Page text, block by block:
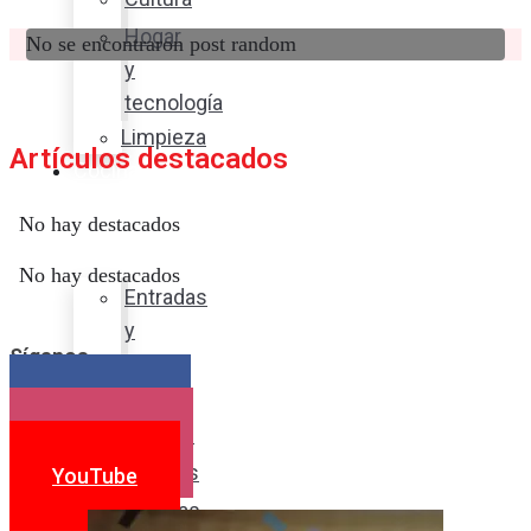
Hogar
y
tecnología
Limpieza
Cocina
sabor
Entradas
y
Postres
Bebidas
No se encontraron post random
Artículos destacados
No hay destacados
No hay destacados
Síganos
YouTube